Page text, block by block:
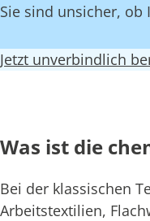
Sie sind unsicher, ob
Jetzt unverbindlich
Was ist die
Bei der klassischen
Arbeitstextilien,